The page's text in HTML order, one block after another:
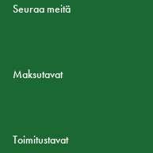
Seuraa meitä
Maksutavat
Toimitustavat